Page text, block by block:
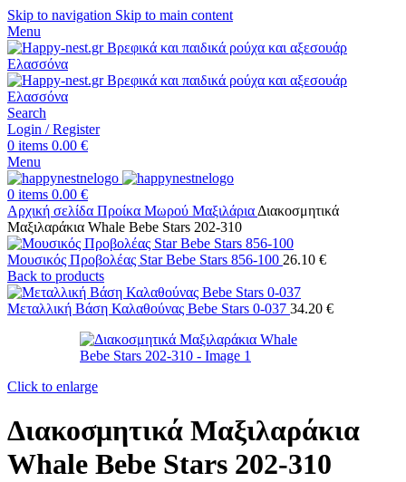
Skip to navigation Skip to main content
Menu
Search
Login / Register
0 items 0.00 €
Menu
0 items 0.00 €
Αρχική σελίδα Προίκα Μωρού Μαξιλάρια Διακοσμητικά
Μαξιλαράκια Whale Bebe Stars 202-310
Μουσικός Προβολέας Star Bebe Stars 856-100 26.10 €
Back to products
Μεταλλική Βάση Καλαθούνας Bebe Stars 0-037 34.20 €
Click to enlarge
Διακοσμητικά Μαξιλαράκια
Whale Bebe Stars 202-310